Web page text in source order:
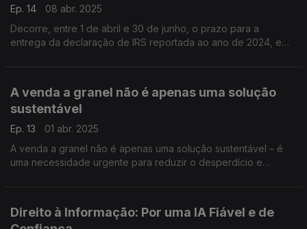
Ep. 14
08 abr. 2025
Decorre, entre 1 de abril e 30 de junho, o prazo para a
entrega da declaração de IRS reportada ao ano de 2024, e
A venda a granel não é apenas uma solução
sustentável
Ep. 13
01 abr. 2025
A venda a granel não é apenas uma solução sustentável – é
uma necessidade urgente para reduzir o desperdício e
Direito à Informação: Por uma IA Fiável e de